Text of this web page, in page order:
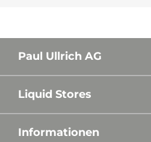
Paul Ullrich AG
Liquid Stores
Informationen